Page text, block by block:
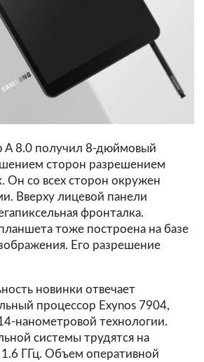
A 8.0 получил 8-дюймовый
сторон разрешением
Он со всех сторон окружен
Вверху лицевой панели
фронталка.
тоже построена на базе
Его разрешение
новинки отвечает
процессор Exynos 7904,
нанометровой технологии.
системы трудятся на
1.6 ГГц. Объем оперативной